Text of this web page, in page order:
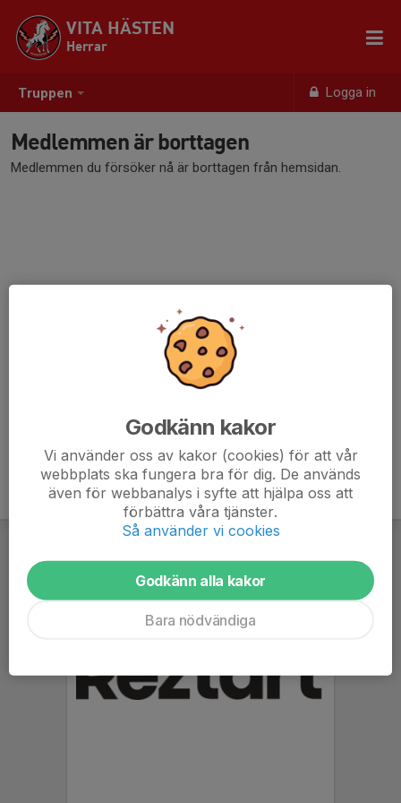
Truppen Logga in
VITA HÄSTEN
Herrar
Medlemmen är borttagen
Medlemmen du försöker nå är borttagen från hemsidan.
Godkänn kakor
Vi använder oss av kakor (cookies) för att vår
webbplats ska fungera bra för dig. De används
även för webbanalys i syfte att hjälpa oss att
förbättra våra tjänster.
Så använder vi cookies
Godkänn alla kakor
Bara nödvändiga